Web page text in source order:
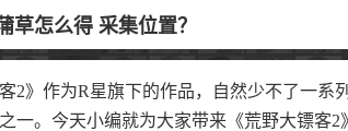
草怎么得 采集位置？
客2》作为R星旗下的作品，自然少不了一
一。今天小编就为大家带来《荒野大镖客2